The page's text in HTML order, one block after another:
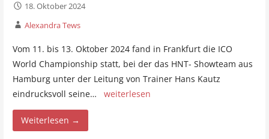
18. Oktober 2024
Alexandra Tews
Vom 11. bis 13. Oktober 2024 fand in Frankfurt die ICO
World Championship statt, bei der das HNT- Showteam aus
Hamburg unter der Leitung von Trainer Hans Kautz
eindrucksvoll seine… weiterlesen
Weiterlesen →